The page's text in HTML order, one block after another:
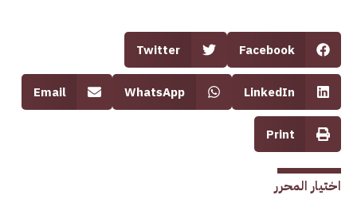
Facebook
Twitter
LinkedIn
WhatsApp
Email
Print
اختيار المحرر